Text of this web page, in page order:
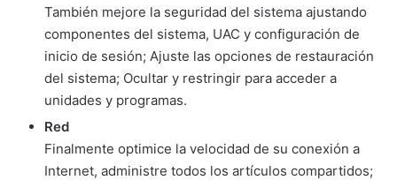
También mejore la seguridad del sistema ajustando
componentes del sistema, UAC y configuración de
inicio de sesión; Ajuste las opciones de restauración
del sistema; Ocultar y restringir para acceder a
unidades y programas.
Red
Finalmente optimice la velocidad de su conexión a
Internet, administre todos los artículos compartidos;